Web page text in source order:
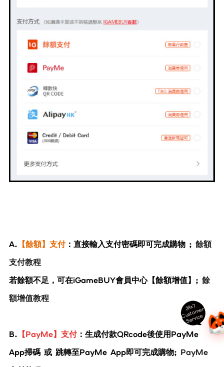
A. 【餘額】支付：直接輸入支付密碼即可完成購物 ;餘額
支付教程
若餘額不足，可在iGameBUY會員中心【餘額增值】;餘
額增值教程
B. 【PayMe】支付：生成付款QRcode後使用PayMe
App掃碼 或 跳轉至PayMe App即可完成購物; PayMe
24x7
C
ust
o
m
er
S
ervi
c
e